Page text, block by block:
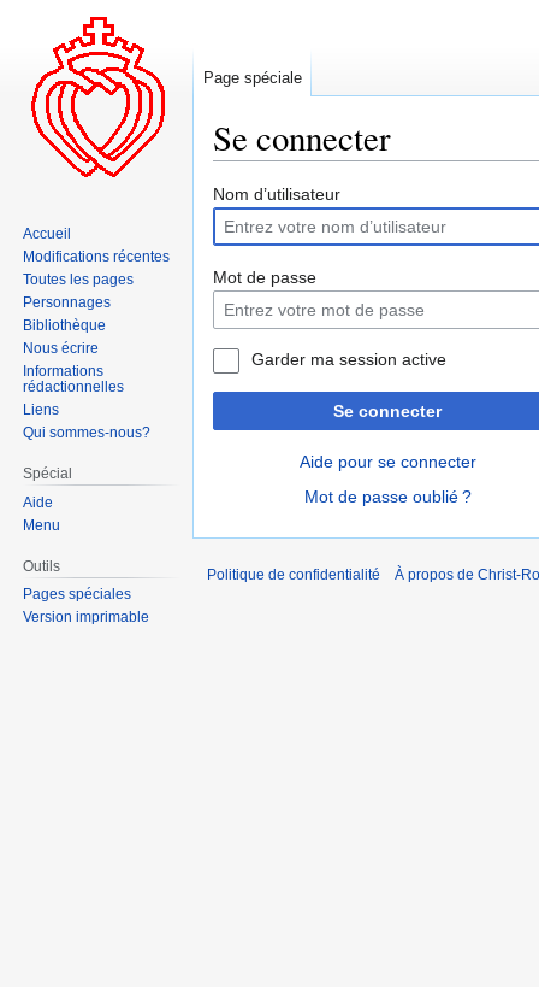
Se connecter
Aller
la
navigation
Aller
la
recherche
Nom d’utilisateur
Mot de passe
Garder ma session active
Se connecter
Aide pour se connecter
Mot de passe oublié ?
Page spéciale
Accueil
Modifications récentes
Toutes les pages
Personnages
Bibliothèque
Nous écrire
Informations
rédactionnelles
Liens
Qui sommes-nous?
Spécial
Aide
Menu
Outils
Pages spéciales
Version imprimable
Politique de confidentialité À propos de Christ-